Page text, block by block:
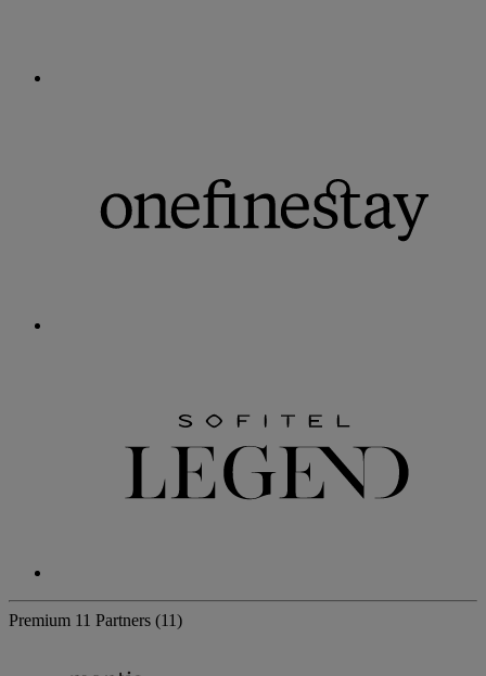
Premium 11 Partners (11)